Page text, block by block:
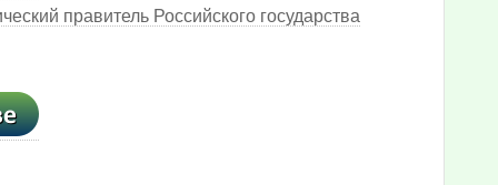
правитель Российского государства